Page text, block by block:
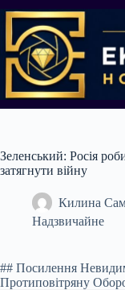
до
вмісту
Зеленський: Росія
затягнути війну
Килина
Надзвичайне
## Посилення
Протиповітряну